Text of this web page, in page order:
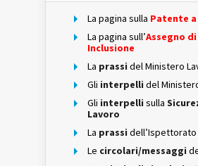
La pagina sulla Patente
La pagina sull’Assegno di
Inclusione
La prassi del Ministero
Gli interpelli del
Gli interpelli sulla
Lavoro
La prassi dell’Ispettorato
Le circolari/messaggi